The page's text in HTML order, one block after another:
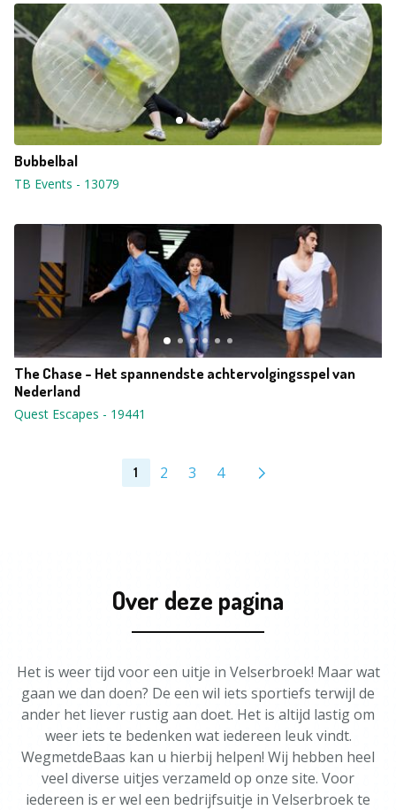
Bubbelbal
TB Events - 13079
The Chase - Het spannendste achtervolgingsspel van
Nederland
Quest Escapes - 19441
1 2 3 4
Over deze pagina
Het is weer tijd voor een uitje in Velserbroek! Maar wat
gaan we dan doen? De een wil iets sportiefs terwijl de
ander het liever rustig aan doet. Het is altijd lastig om
weer iets te bedenken wat iedereen leuk vindt.
WegmetdeBaas kan u hierbij helpen! Wij hebben heel
veel diverse uitjes verzameld op onze site. Voor
iedereen is er wel een bedrijfsuitje in Velserbroek te